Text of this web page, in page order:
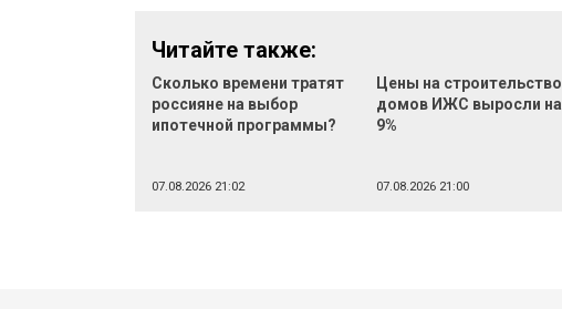
Читайте также:
Сколько времени тратят
россияне на выбор
ипотечной программы?
07.08.2026 21:02
Цены на строительство
домов ИЖС выросли на
9%
07.08.2026 21:00